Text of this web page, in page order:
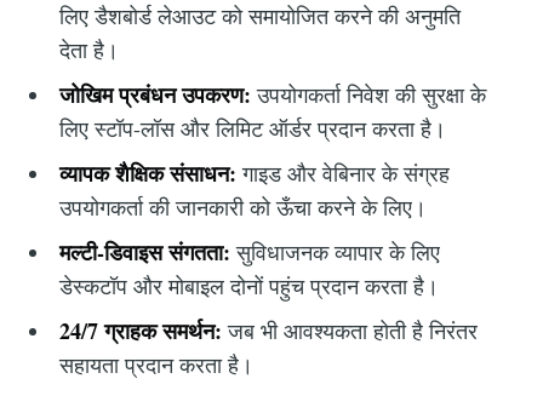
लिए डैशबोर्ड लेआउट को समायोजित करने की अनुमति
देता है।
जोखिम प्रबंधन उपकरण: उपयोगकर्ता निवेश की सुरक्षा के
लिए स्टॉप-लॉस और लिमिट ऑर्डर प्रदान करता है।
व्यापक शैक्षिक संसाधन: गाइड और वेबिनार के संग्रह
उपयोगकर्ता की जानकारी को ऊँचा करने के लिए।
मल्टी-डिवाइस संगतता: सुविधाजनक व्यापार के लिए
डेस्कटॉप और मोबाइल दोनों पहुंच प्रदान करता है।
24/7 ग्राहक समर्थन: जब भी आवश्यकता होती है निरंतर
सहायता प्रदान करता है।